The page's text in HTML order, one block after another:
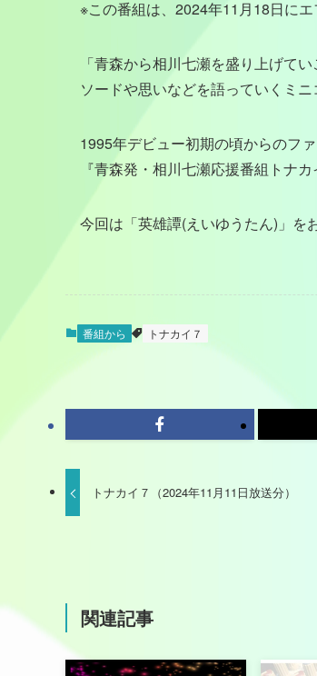
※この番組は、2024年11月18日に
「青森から相川七瀬を盛り上げて
ソードや思いなどを語っていくミニ
1995年デビュー初期の頃からのフ
『青森発・相川七瀬応援番組トナカ
今回は「英雄譚(えいゆうたん)」を
番組から トナカイ７
トナカイ７（2024年11月11日放送分）
関連記事